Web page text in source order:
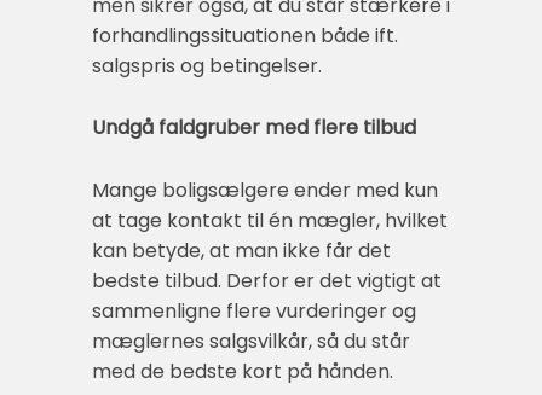
forhandlingssituationen både ift.
salgspris og betingelser.
Undgå faldgruber med flere tilbud
Mange boligsælgere ender med kun
at tage kontakt til én mægler, hvilket
kan betyde, at man ikke får det
bedste tilbud. Derfor er det vigtigt at
sammenligne flere vurderinger og
mæglernes salgsvilkår, så du står
med de bedste kort på hånden.